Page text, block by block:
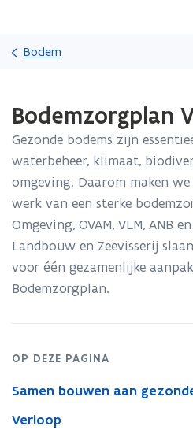
Bodem
met
laden.
bevindt
op:
Bodemzorgplan
Vlaanderen
Bodemzorgplan
Gezonde bodems zijn
waterbeheer, klimaat,
omgeving. Daarom maken
werk van een sterke
Omgeving, OVAM, VLM, ANB
Landbouw en Zeevisserij
voor één gezamenlijke
Bodemzorgplan.
OP DEZE PAGINA
Samen bouwen aan
Verloop